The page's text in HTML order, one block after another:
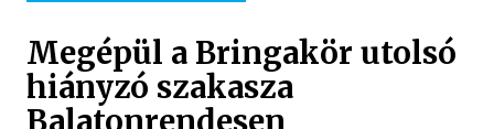
Megépül a Bringakör utolsó
hiányzó szakasza